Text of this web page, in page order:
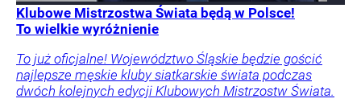
Klubowe Mistrzostwa Świata będą w Polsce!
To wielkie wyróżnienie
To już oficjalne! Województwo Śląskie będzie gościć
najlepsze męskie kluby siatkarskie świata podczas
dwóch kolejnych edycji Klubowych Mistrzostw Świata.